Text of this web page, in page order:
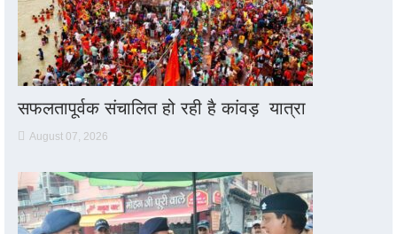
सफलतापूर्वक संचालित हो रही है कांवड़ यात्रा
August 07, 2026